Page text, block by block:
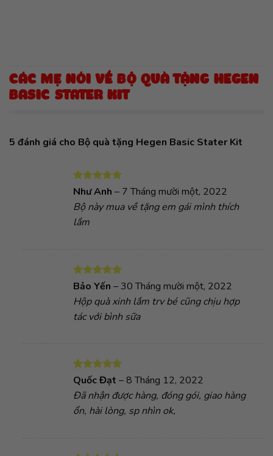
CÁC MẸ NÓI VỀ BỘ QUÀ TẶNG HEGEN
BASIC STATER KIT
5 đánh giá cho Bộ quà tặng Hegen Basic Stater Kit
Được xếp
sao
Như Anh – 7 Tháng mười một, 2022
Bộ này mua về tặng em gái mình thích
lắm
Được xếp
sao
Bảo Yến –30 Tháng mười một, 2022
Hộp quà xinh lắm trv bé cũng chịu hợp
tác với bình sữa
Được xếp
hạng
5
sao
Quốc Đạt – 8 Tháng 12, 2022
Đã nhận được hàng, đóng gói, giao hàng
ổn, hài lòng, sp nhìn ok,